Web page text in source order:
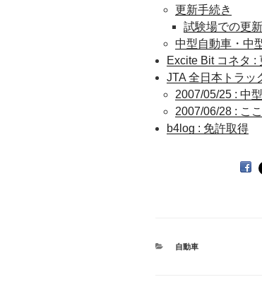
更新手続き
試験場での更新
中型自動車・中
Excite Bit コネタ :
JTA 全日本トラッ
2007/05/25 : 中
2007/06/28 : こ
b4log : 免許取得
カ
自動車